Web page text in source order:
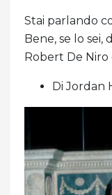
Stai parlando
Bene, se lo
Robert De Niro
Di Jordan